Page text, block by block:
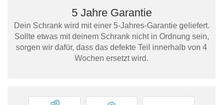
5 Jahre Garantie
Dein Schrank wird mit einer 5-Jahres-Garantie geliefert.
Sollte etwas mit deinem Schrank nicht in Ordnung sein,
sorgen wir dafür, dass das defekte Teil innerhalb von 4
Wochen ersetzt wird.